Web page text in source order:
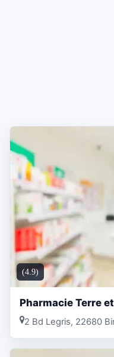
(4.9)
Pharmacie Terre
2 Bd Legris, 22680